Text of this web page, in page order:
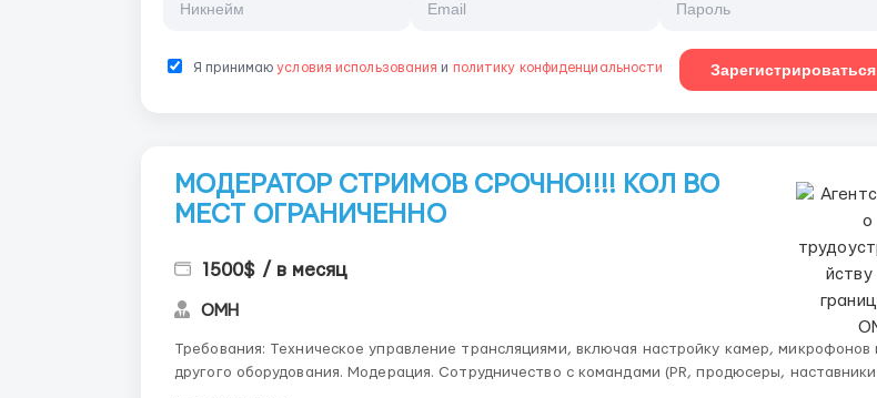
Я принимаюусловия использования и политику конфиденциальности Зарегистрироваться
МОДЕРАТОР СТРИМОВ СРОЧНО!!!! КОЛ ВО
МЕСТ ОГРАНИЧЕННО
1500$ / в месяц
OMH
Требования: Техническое управление трансляциями, включая настройку камер, микрофонов и
другого оборудования. Модерация. Сотрудничество с командами (PR, продюсеры, наставники)